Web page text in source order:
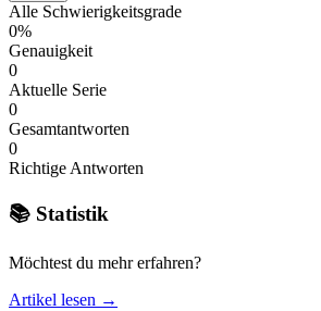
Alle Schwierigkeitsgrade
0%
Genauigkeit
0
Aktuelle Serie
0
Gesamtantworten
0
Richtige Antworten
📚 Statistik
Möchtest du mehr erfahren?
Artikel lesen →